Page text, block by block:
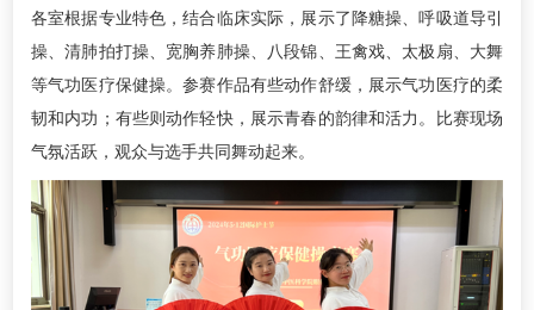
各室根据专业特色，结合临床实际，展示了降糖操、呼吸道导引
操、清肺拍打操、宽胸养肺操、八段锦、王禽戏、太极扇、大舞
等气功医疗保健操。参赛作品有些动作舒缓，展示气功医疗的柔
韧和内功；有些则动作轻快，展示青春的韵律和活力。比赛现场
气氛活跃，观众与选手共同舞动起来。